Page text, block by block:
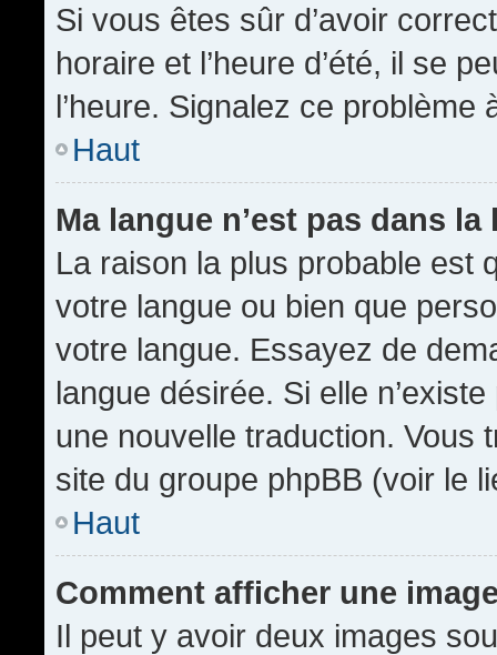
Si vous êtes sûr d’avoir
horaire et l’heure d’été, il se
l’heure. Signalez ce problème
Haut
Ma langue n’est pas dans la
La raison la plus probable est
votre langue ou bien que
votre langue. Essayez de
langue désirée. Si elle
une nouvelle traduction. Vous
site du groupe phpBB (voir le
Haut
Comment afficher une
Il peut y avoir deux images